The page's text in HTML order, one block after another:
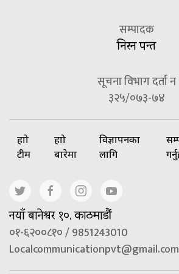
सम्पादक
निरन पन्त
सूचना विभाग दर्ता न
३२५/०७३-७४
हाम्रो
टीम
हाम्रो
बारेमा
विज्ञापनका
लागि
नयाँ बानेश्वर १०, काठमाडौं
०१-६२००८१० / 9851243010
Localcommunicationpvt@gmail.com